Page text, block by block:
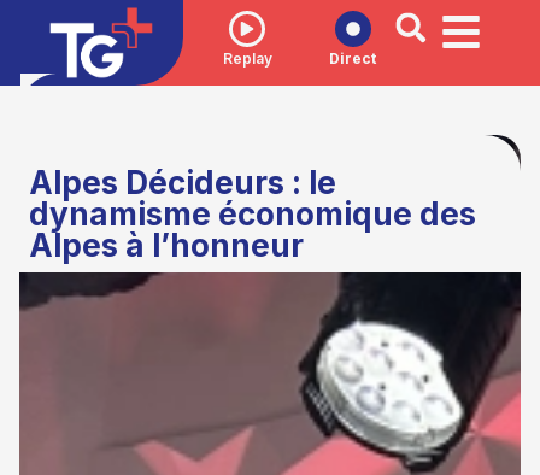
Replay Direct
Alpes Décideurs : le
dynamisme économique des
Alpes à l’honneur